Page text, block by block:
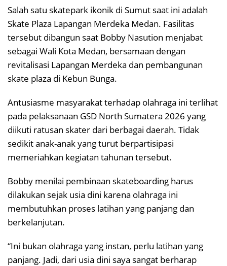
Salah satu skatepark ikonik di Sumut saat ini adalah
Skate Plaza Lapangan Merdeka Medan. Fasilitas
tersebut dibangun saat Bobby Nasution menjabat
sebagai Wali Kota Medan, bersamaan dengan
revitalisasi Lapangan Merdeka dan pembangunan
skate plaza di Kebun Bunga.
Antusiasme masyarakat terhadap olahraga ini terlihat
pada pelaksanaan GSD North Sumatera 2026 yang
diikuti ratusan skater dari berbagai daerah. Tidak
sedikit anak-anak yang turut berpartisipasi
memeriahkan kegiatan tahunan tersebut.
Bobby menilai pembinaan skateboarding harus
dilakukan sejak usia dini karena olahraga ini
membutuhkan proses latihan yang panjang dan
berkelanjutan.
“Ini bukan olahraga yang instan, perlu latihan yang
panjang. Jadi, dari usia dini saya sangat berharap